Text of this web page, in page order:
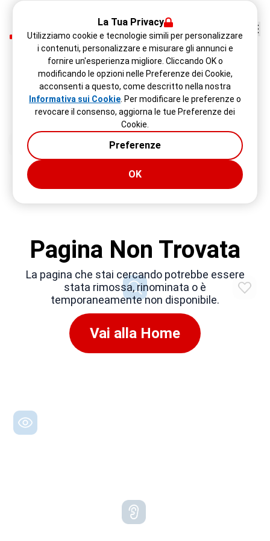
Pagina Non Trovata
La pagina che stai cercando potrebbe essere
stata rimossa, rinominata o è
temporaneamente non disponibile.
Vai alla Home
La Tua Privacy
Utilizziamo cookie e tecnologie simili per personalizzare
i contenuti, personalizzare e misurare gli annunci e
fornire un'esperienza migliore. Cliccando OK o
modificando le opzioni nelle Preferenze dei Cookie,
acconsenti a questo, come descritto nella nostra
Informativa sui Cookie . Per modificare le preferenze o
revocare il consenso, aggiorna le tue Preferenze dei
Cookie.
Preferenze
OK